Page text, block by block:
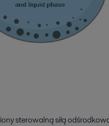
sterowalną siłą